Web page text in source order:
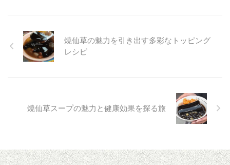
燒仙草の魅力を引き出す多彩なトッピング
レシピ
燒仙草スープの魅力と健康効果を探る旅